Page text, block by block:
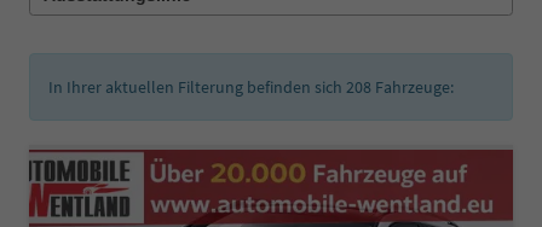
In Ihrer aktuellen Filterung befinden sich 208 Fahrzeuge: